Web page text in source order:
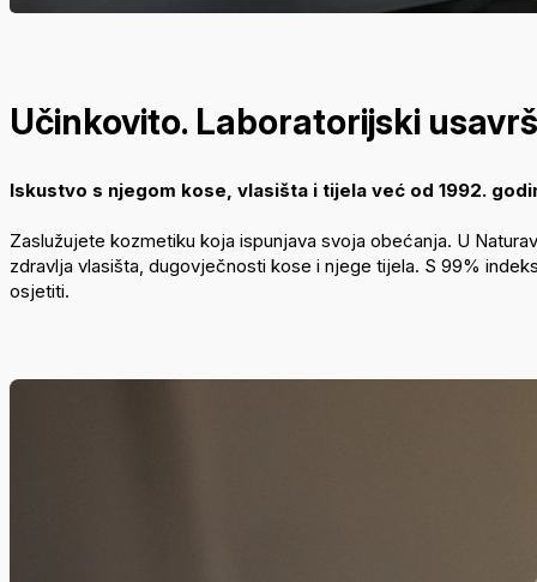
Učinkovito. Laboratorijski
Iskustvo s njegom kose, vlasišta i tijela već od 1992.
Zaslužujete kozmetiku koja ispunjava svoja obećanja. U
zdravlja vlasišta, dugovječnosti kose i njege tijela. S 99%
osjetiti.